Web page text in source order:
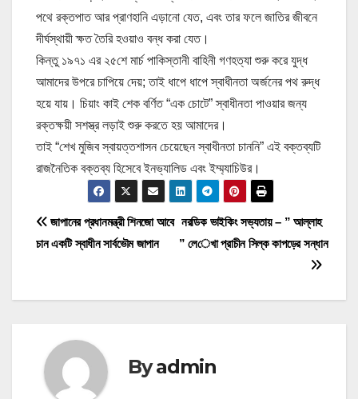
পথে রক্তপাত আর প্রাণহানি এড়ানো যেত, এবং তার ফলে জাতির জীবনে
দীর্ঘস্থায়ী ক্ষত তৈরি হওয়াও বন্ধ করা যেত।
কিন্তু ১৯৭১ এর ২৫শে মার্চ পাকিস্তানী বাহিনী গণহত্যা শুরু করে যুদ্ধ
আমাদের উপরে চাপিয়ে দেয়; তাই ধাপে ধাপে স্বাধীনতা অর্জনের পথ রুদ্ধ
হয়ে যায়। চিয়াং কাই শেক বর্ণিত “এক চোটে” স্বাধীনতা পাওয়ার জন্য
রক্তক্ষয়ী সশস্ত্র লড়াই শুরু করতে হয় আমাদের।
তাই “শেখ মুজিব স্বায়ত্তশাসন চেয়েছেন স্বাধীনতা চাননি” এই বক্তব্যটি
রাজনৈতিক বক্তব্য হিসেবে ইনভ্যালিড এবং ইম্ম্যাচিউর।
P
s
n
a
নরডিক ভাইকিং সভ্যতায় – ” আল্লাহ
” লেখা প্রাচীন সিল্ক কাপড়ের সন্ধান
জাপানের প্রধানমন্ত্রী শিনজো আবে
চান একটি স্বাধীন সার্বভৌম জাপান
Byadmin